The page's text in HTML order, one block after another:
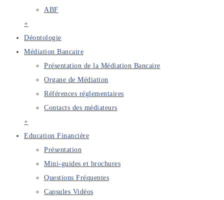
ABF
+
Déontologie
Médiation Bancaire
Présentation de la Médiation Bancaire
Organe de Médiation
Références réglementaires
Contacts des médiateurs
+
Education Financière
Présentation
Mini-guides et brochures
Questions Fréquentes
Capsules Vidéos